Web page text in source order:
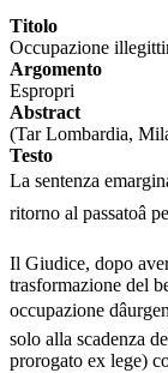
Titolo
Occupazione
Argomento
Espropri
Abstract
(Tar Lombardia,
Testo
La sentenza
ritorno al
Il Giudice, dopo
trasformazione del
occupazione
solo alla scadenza
prorogato ex lege)